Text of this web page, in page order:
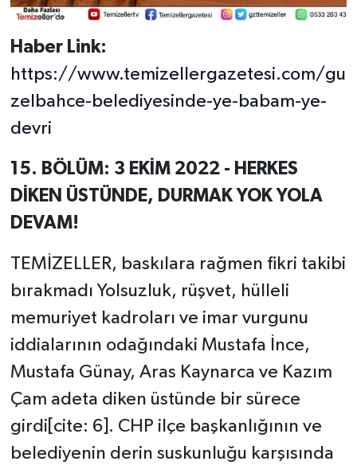
Haber Link:
https://www.temizellergazetesi.com/gu
zelbahce-belediyesinde-ye-babam-ye-
devri
15. BÖLÜM: 3 EKİM 2022 - HERKES
DİKEN ÜSTÜNDE, DURMAK YOK YOLA
DEVAM!
TEMİZELLER, baskılara rağmen fikri takibi
bırakmadı Yolsuzluk, rüşvet, hülleli
memuriyet kadroları ve imar vurgunu
iddialarının odağındaki Mustafa İnce,
Mustafa Günay, Aras Kaynarca ve Kazım
Çam adeta diken üstünde bir sürece
girdi[cite: 6]. CHP ilçe başkanlığının ve
belediyenin derin suskunluğu karşısında